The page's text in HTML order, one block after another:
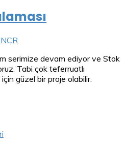
serimize devam ediyor ve Stok
Tabi çok teferruatlı
güzel bir proje olabilir.